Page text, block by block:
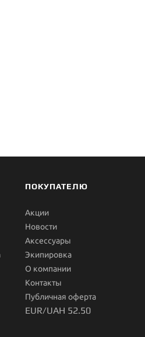
ПОКУПАТЕЛЮ
Акции
Новости
Aксессуары
Экипировка
О компании
Контакты
Публичная оферта
EUR/UAH 52.50